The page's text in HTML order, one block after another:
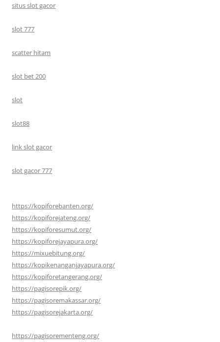
situs slot gacor
slot 777
scatter hitam
slot bet 200
slot
slot88
link slot gacor
slot gacor 777
https://kopiforebanten.org/
https://kopiforejateng.org/
https://kopiforesumut.org/
https://kopiforejayapura.org/
https://mixuebitung.org/
https://kopikenanganjayapura.org/
https://kopiforetangerang.org/
https://pagisorepik.org/
https://pagisoremakassar.org/
https://pagisorejakarta.org/
https://pagisorementeng.org/